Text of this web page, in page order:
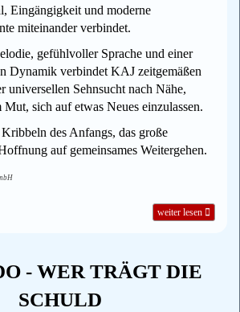
Eingängigkeit und moderne
miteinander verbindet.
gefühlvoller Sprache und einer
Dynamik verbindet KAJ zeitgemäßen
universellen Sehnsucht nach Nähe,
Mut, sich auf etwas Neues einzulassen.
des Anfangs, das große
auf gemeinsames Weitergehen.
weiter lesen
- WER TRÄGT DIE
SCHULD